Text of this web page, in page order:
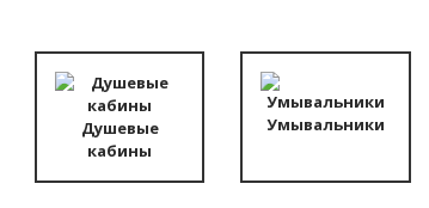
Душевые
кабины
Умывальники